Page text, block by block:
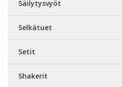
Säilytysvyöt
Selkätuet
Setit
Shakerit